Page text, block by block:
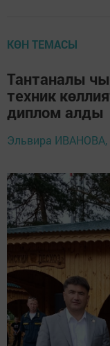
КӨН ТЕМАСЫ
Тантаналы
техник
диплом алды
Эльвира ИВАНОВА,